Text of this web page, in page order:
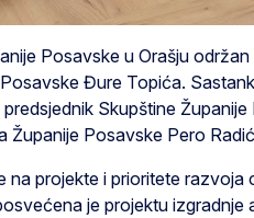
Posavske u Orašju
Đure Topića.
Skupštine
Županije Posavske Pero
na projekte i prioritete
je projektu izgradnje